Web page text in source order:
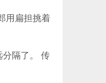
用扁担挑着
分隔了。 传